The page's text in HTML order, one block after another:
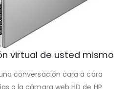
virtual de usted mismo
conversación cara a cara